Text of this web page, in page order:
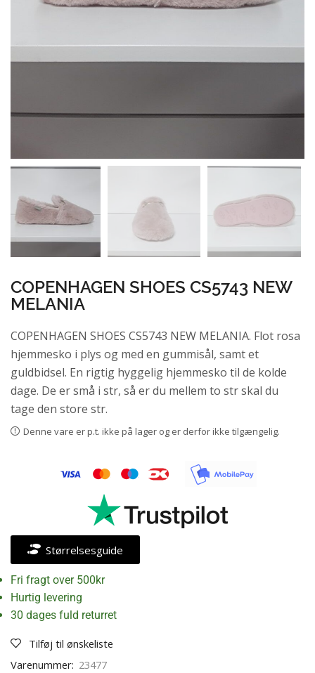
COPENHAGEN SHOES CS5743 NEW
MELANIA
COPENHAGEN SHOES CS5743 NEW MELANIA. Flot rosa
hjemmesko i plys og med en gummisål, samt et
guldbidsel. En rigtig hyggelig hjemmesko til de kolde
dage. De er små i str, så er du mellem to str skal du
tage den store str.
Denne vare er p.t. ikke på lager og er derfor ikke tilgængelig.
Størrelsesguide
Fri fragt over 500kr
Hurtig levering
30 dages fuld returret
Tilføj til ønskeliste
Varenummer: 23477